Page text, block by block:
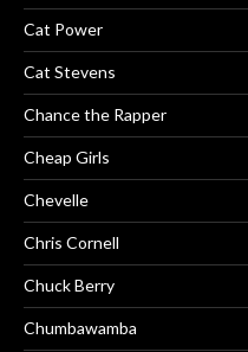
Cat Power
Cat Stevens
Chance the Rapper
Cheap Girls
Chevelle
Chris Cornell
Chuck Berry
Chumbawamba